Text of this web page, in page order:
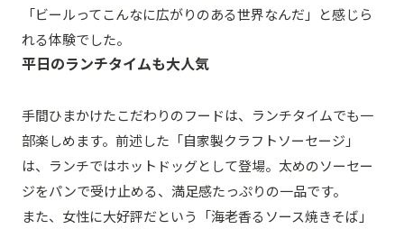
「ビールってこんなに広がりのある世界なんだ」と感じら
れる体験でした。
平日のランチタイムも大人気
手間ひまかけたこだわりのフードは、ランチタイムでも一
部楽しめます。前述した「自家製クラフトソーセージ」
は、ランチではホットドッグとして登場。太めのソーセー
ジをパンで受け止める、満足感たっぷりの一品です。
また、女性に大好評だという「海老香るソース焼きそば」